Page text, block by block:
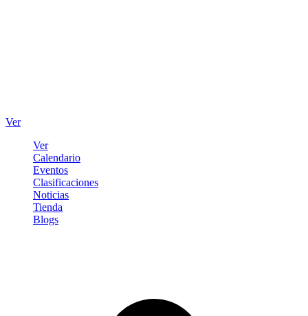
Ver
Ver
Calendario
Eventos
Clasificaciones
Noticias
Tienda
Blogs